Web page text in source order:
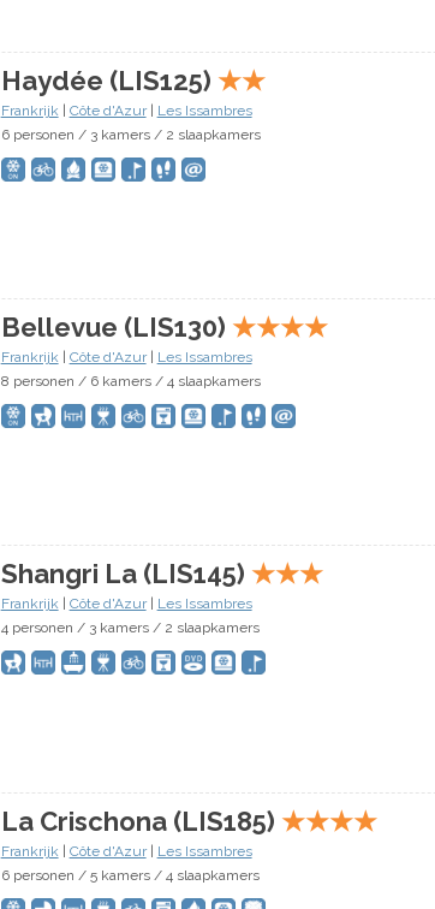
Haydée (LIS125) ★★
Frankrijk Côte d'Azur|
Les Issambres
6 personen / 3 kamers / 2 slaapkamers
Bellevue (LIS130) ★★★★
Frankrijk Côte d'Azur|
Les Issambres
8 personen / 6 kamers / 4 slaapkamers
Shangri La (LIS145) ★★★
Frankrijk Côte d'Azur|
Les Issambres
4 personen / 3 kamers / 2 slaapkamers
La Crischona (LIS185) ★★★★
Frankrijk | Côte d'Azur| Les Issambres
6 personen / 5 kamers / 4 slaapkamers